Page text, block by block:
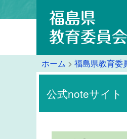
ホーム > 福島県教育委
公式noteサイト